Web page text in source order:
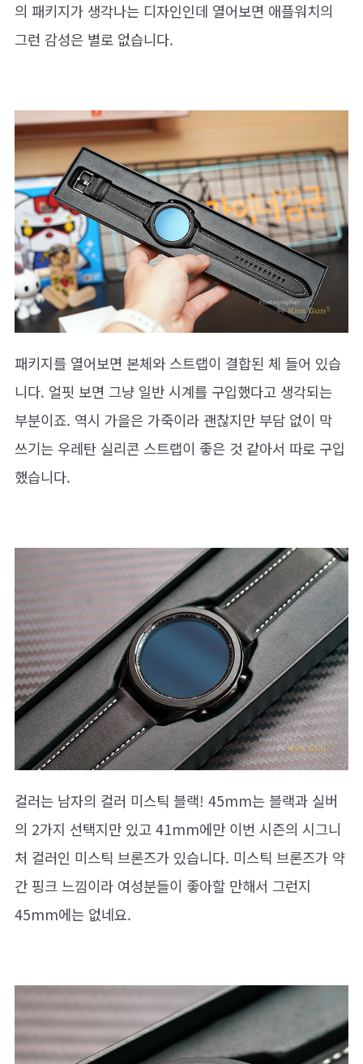
의 패키지가 생각나는 디자인인데 열어보면 애플워치의
그런 감성은 별로 없습니다.
패키지를 열어보면 본체와 스트랩이 결합된 체 들어 있습
니다. 얼핏 보면 그냥 일반 시계를 구입했다고 생각되는
부분이죠. 역시 가을은 가죽이라 괜찮지만 부담 없이 막
쓰기는 우레탄 실리콘 스트랩이 좋은 것 같아서 따로 구입
했습니다.
컬러는 남자의 컬러 미스틱 블랙! 45mm는 블랙과 실버
의 2가지 선택지만 있고 41mm에만 이번 시즌의 시그니
처 컬러인 미스틱 브론즈가 있습니다. 미스틱 브론즈가 약
간 핑크 느낌이라 여성분들이 좋아할 만해서 그런지
45mm에는 없네요.